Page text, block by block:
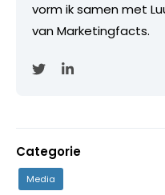
vorm ik samen met
van Marketingfacts.
Categorie
Media